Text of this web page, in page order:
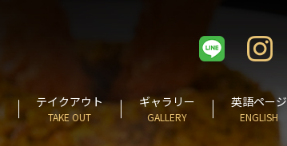
テイクアウト
TAKE OUT
ギャラリー
GALLERY
英語ページ
ENGLISH